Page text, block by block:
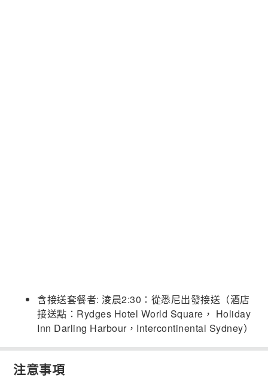
含接送套餐者: 淩晨2:30：從悉尼出發接送（酒店
接送點：Rydges Hotel World Square， Holiday
Inn Darling Harbour，Intercontinental Sydney）
注意事項